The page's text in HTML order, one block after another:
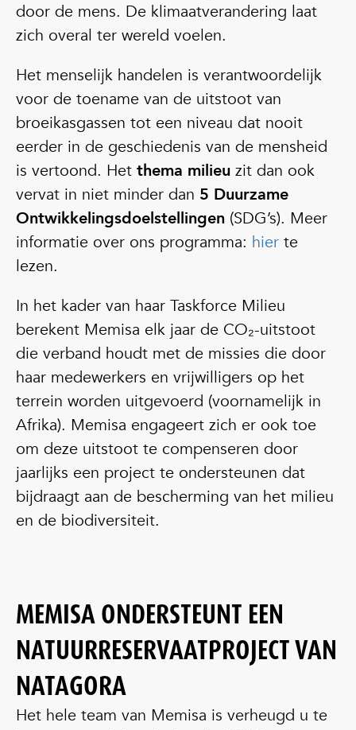
door de mens. De klimaatverandering laat
zich overal ter wereld voelen.
Het menselijk handelen is verantwoordelijk
voor de toename van de uitstoot van
broeikasgassen tot een niveau dat nooit
eerder in de geschiedenis van de mensheid
is vertoond. Het thema milieu zit dan ook
vervat in niet minder dan 5 Duurzame
Ontwikkelingsdoelstellingen (SDG’s). Meer
informatie over ons programma: hier te
lezen.
In het kader van haar Taskforce Milieu
berekent Memisa elk jaar de CO₂-uitstoot
die verband houdt met de missies die door
haar medewerkers en vrijwilligers op het
terrein worden uitgevoerd (voornamelijk in
Afrika). Memisa engageert zich er ook toe
om deze uitstoot te compenseren door
jaarlijks een project te ondersteunen dat
bijdraagt aan de bescherming van het milieu
en de biodiversiteit.
MEMISA ONDERSTEUNT EEN
NATUURRESERVAATPROJECT VAN
NATAGORA
Het hele team van Memisa is verheugd u te